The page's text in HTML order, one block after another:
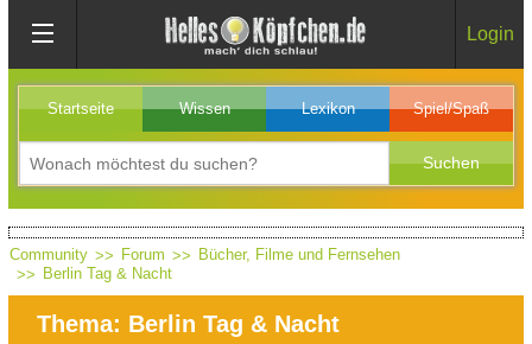
Login
Startseite Wissen Lexikon Spiel/Spaß
Community Forum
Bücher, Filme und Fernsehen
Berlin Tag & Nacht
Thema: Berlin Tag & Nacht